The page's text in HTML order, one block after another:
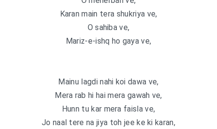
Karan main tera shukriya ve,
O sahiba ve,
Mariz-e-ishq ho gaya ve,
Mainu lagdi nahi koi dawa ve,
Mera rab hi hai mera gawah ve,
Hunn tu kar mera faisla ve,
Jo naal tere na jiya toh jee ke ki karan,